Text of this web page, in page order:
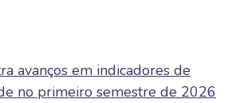
avanços em indicadores de
no primeiro semestre de 2026